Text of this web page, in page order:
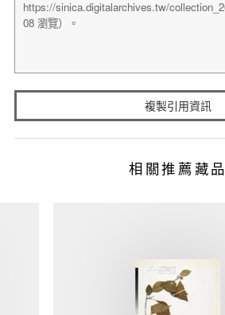
複製引用資訊
相關推薦藏品